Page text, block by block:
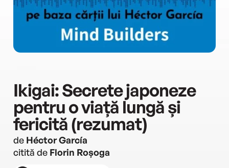
Ikigai: Secrete japoneze
pentru o viață lungă și
fericită (rezumat)
de Héctor García
citită de Florin Roșoga